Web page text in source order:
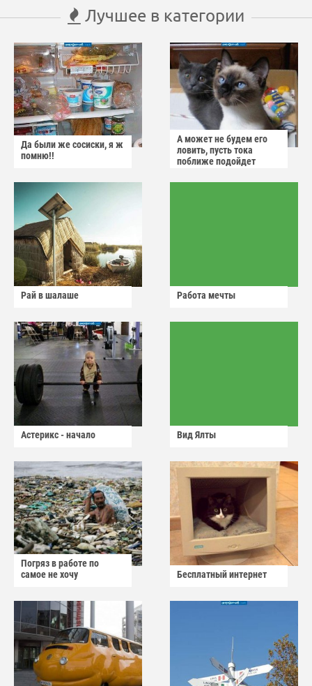
Лучшее в категории
Да были же сосиски, я ж
помню!!
А может не будем его
ловить, пусть тока
поближе подойдет
Рай в шалаше Работа мечты
Астерикс - начало Вид Ялты
Погряз в работе по
самое не хочу
Бесплатный интернет